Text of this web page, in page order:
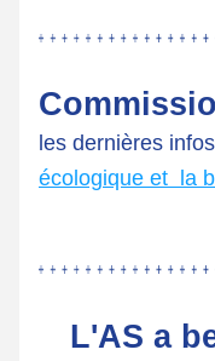
écologique et  la
L'AS a